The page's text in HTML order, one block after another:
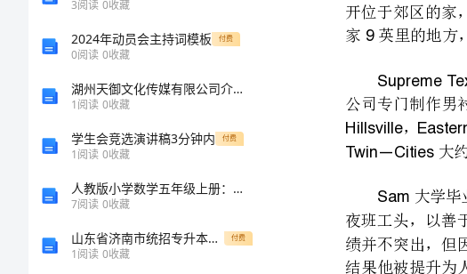
3阅读 0收藏
2024年动员会主持词模板 付费
0阅读 0收藏
湖州天御文化传媒有限公司介绍企业发展分析报告
1阅读 0收藏
学生会竞选演讲稿3分钟内 付费
1阅读 0收藏
人教版小学数学五年级上册：应用题分类复习含试卷分析解析
7阅读 0收藏
山东省济南市统招专升本考试2022-2023年英语历年真题汇总附答案 付费
1阅读 0收藏
Twin—Cities250 大约有名雇员。
结果他被提升为人事部经理助理。
SamLakeview